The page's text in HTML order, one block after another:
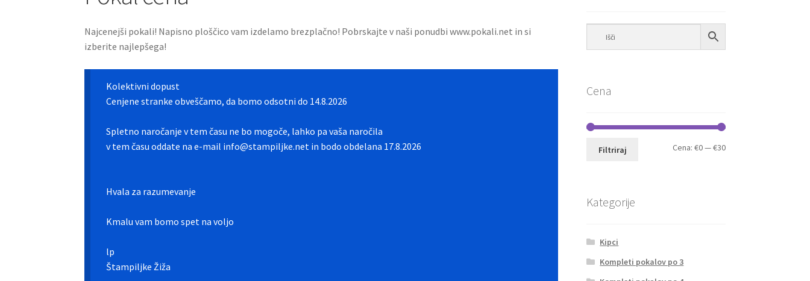
Najcenejši pokali! Napisno ploščico vam izdelamo brezplačno! Pobrskajte v naši ponudbi www.pokali.net in si
izberite najlepšega!
Kolektivni dopust
Cenjene stranke obveščamo, da bomo odsotni do 14.8.2026
Spletno naročanje v tem času ne bo mogoče, lahko pa vaša naročila
v tem času oddate na e-mail info@stampiljke.net in bodo obdelana 17.8.2026
Hvala za razumevanje
Kmalu vam bomo spet na voljo
lp
Štampiljke Žiža
Cena
Min
Max
Filtriraj Cena: €0—€30
Kategorije
Kipci
Kompleti pokalov po 3